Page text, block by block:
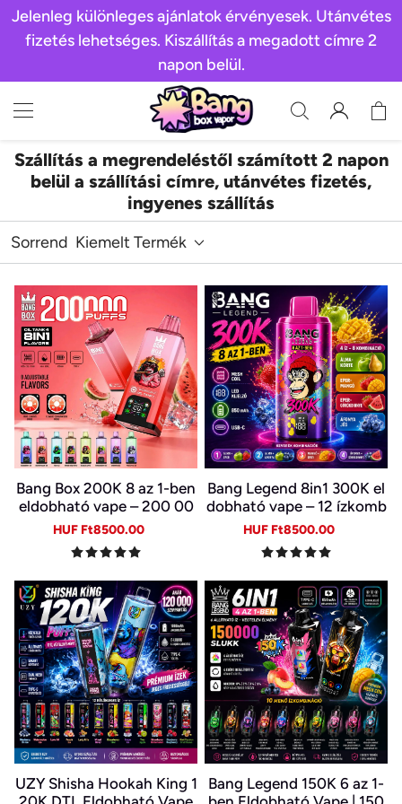
Jelenleg különleges ajánlatok érvényesek. Utánvétes
fizetés lehetséges. Kiszállítás a megadott címre 2
napon belül.
Szállítás a megrendeléstől számított 2 napon
belül a szállítási címre, utánvétes fizetés,
ingyenes szállítás
Sorrend Kiemelt Termék
Bang Box 200K 8 az 1-ben
eldobható vape – 200 00
0 slukk, 10 íz
Sale
HUF Ft8500.00
Bang Legend 8in1 300K el
dobható vape – 12 ízkomb
ináció
Sale
HUF Ft8500.00
UZY Shisha Hookah King 1
Bang Legend 150K 6 az 1-